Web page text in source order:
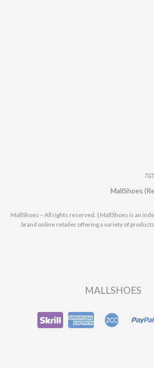
© 2025 MallShoes – All rights reserved. | MallShoes is an
brand online retailer offering a variety of
MALLSHOES